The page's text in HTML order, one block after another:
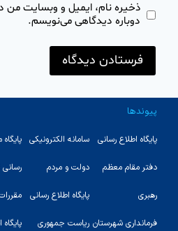
ذخیره نام، ایمیل و وبسایت من
دوباره دیدگاهی می‌نویسم.
پیوندها
پایگاه اطلاع رسانی
دفتر مقام معظم
رهبری
فرمانداری شهرستان
سامانه الکترونیکی
دولت و مردم
پایگاه اطلاع رسانی
ریاست جمهوری
رسانی